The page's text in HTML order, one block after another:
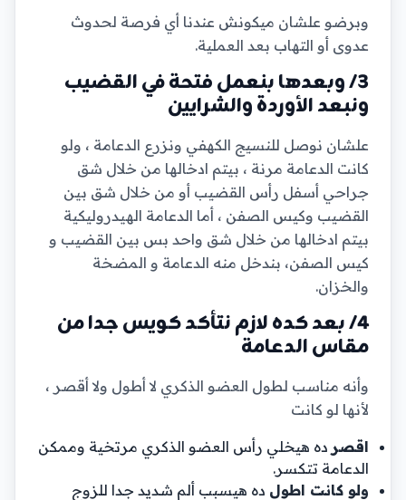
وبرضو علشان ميكونش عندنا أي فرصة لحدوث
عدوى أو التهاب بعد العملية.
3/ وبعدها بنعمل فتحة في القضيب
ونبعد الأوردة والشرايين
علشان نوصل للنسيج الكهفي ونزرع الدعامة ، ولو
كانت الدعامة مرنة ، بيتم ادخالها من خلال شق
جراحي أسفل رأس القضيب أو من خلال شق بين
القضيب وكيس الصفن ، أما الدعامة الهيدروليكية
بيتم ادخالها من خلال شق واحد بس بين القضيب و
كيس الصفن، بندخل منه الدعامة و المضخة
والخزان.
4/ بعد كده لازم نتأكد كويس جدا من
مقاس الدعامة
وأنه مناسب لطول العضو الذكري لا أطول ولا أقصر ،
لأنها لو كانت
اقصر ده هيخلي رأس العضو الذكري مرتخية وممكن
الدعامة تتكسر.
ولو كانت اطول ده هيسبب ألم شديد جدا للزوج